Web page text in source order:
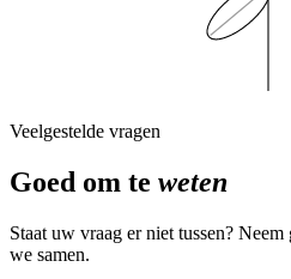
Veelgestelde vragen
Goed om te weten
Staat uw vraag er niet tussen?
we samen.